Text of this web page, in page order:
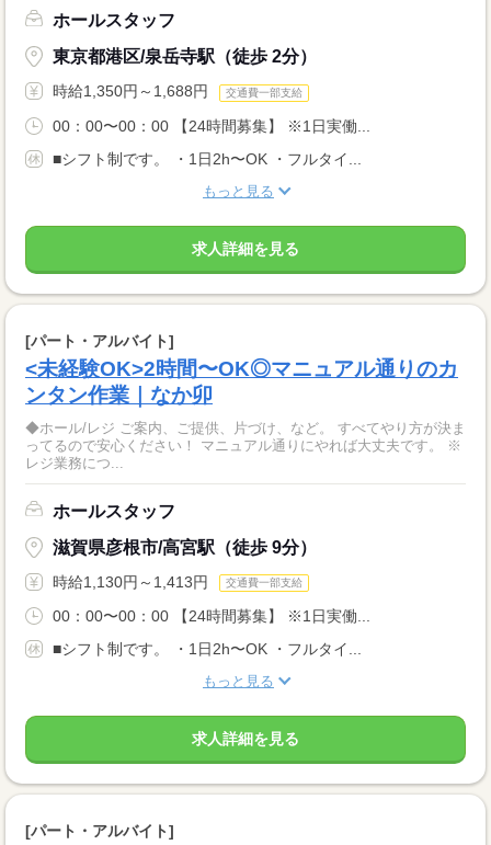
ホールスタッフ
東京都港区/泉岳寺駅（徒歩 2分）
時給1,350円～1,688円 交通費一部支給
00：00〜00：00 【24時間募集】 ※1日実働...
■シフト制です。 ・1日2h〜OK ・フルタイ...
もっと見る
求人詳細を見る
[パート・アルバイト]
<未経験OK>2時間〜OK◎マニュアル通りのカ
ンタン作業｜なか卯
◆ホール/レジ ご案内、ご提供、片づけ、など。 すべてやり方が決ま
ってるので安心ください！ マニュアル通りにやれば大丈夫です。 ※
レジ業務につ...
ホールスタッフ
滋賀県彦根市/高宮駅（徒歩 9分）
時給1,130円～1,413円 交通費一部支給
00：00〜00：00 【24時間募集】 ※1日実働...
■シフト制です。 ・1日2h〜OK ・フルタイ...
もっと見る
求人詳細を見る
[パート・アルバイト]